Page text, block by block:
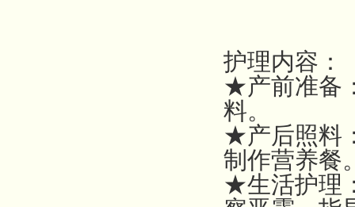
护理内容：
★产前准备
料。
★产后照料
制作营养餐
★生活护理